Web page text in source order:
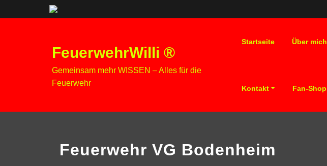
FeuerwehrWilli ®
Gemeinsam mehr WISSEN – Alles für die
Feuerwehr
Startseite Über mich
Kontakt Fan-Shop
Feuerwehr VG Bodenheim